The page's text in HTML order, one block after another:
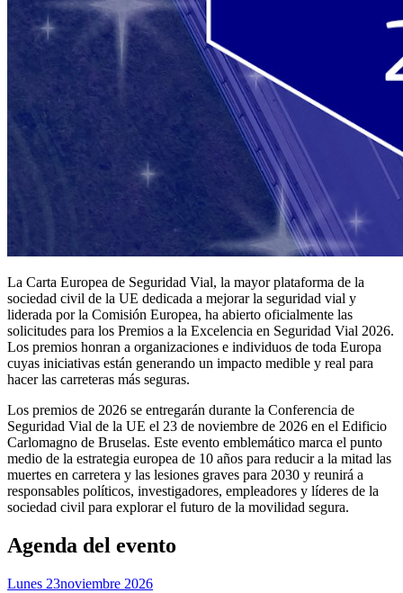
La Carta Europea de Seguridad Vial, la mayor plataforma de la
sociedad civil de la UE dedicada a mejorar la seguridad vial y
liderada por la Comisión Europea, ha abierto oficialmente las
solicitudes para los Premios a la Excelencia en Seguridad Vial 2026.
Los premios honran a organizaciones e individuos de toda Europa
cuyas iniciativas están generando un impacto medible y real para
hacer las carreteras más seguras.
Los premios de 2026 se entregarán durante la Conferencia de
Seguridad Vial de la UE el 23 de noviembre de 2026 en el Edificio
Carlomagno de Bruselas. Este evento emblemático marca el punto
medio de la estrategia europea de 10 años para reducir a la mitad las
muertes en carretera y las lesiones graves para 2030 y reunirá a
responsables políticos, investigadores, empleadores y líderes de la
sociedad civil para explorar el futuro de la movilidad segura.
Agenda del evento
Lunes 23Noviembre 2026